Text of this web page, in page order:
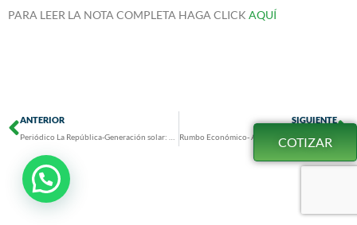
COTIZAR
PARA LEER LA NOTA COMPLETA HAGA CLICK AQUÍ
Prev
ANTERIOR SIGUIENTE
Rumbo Económico- Autoconsumo democratiza la energía